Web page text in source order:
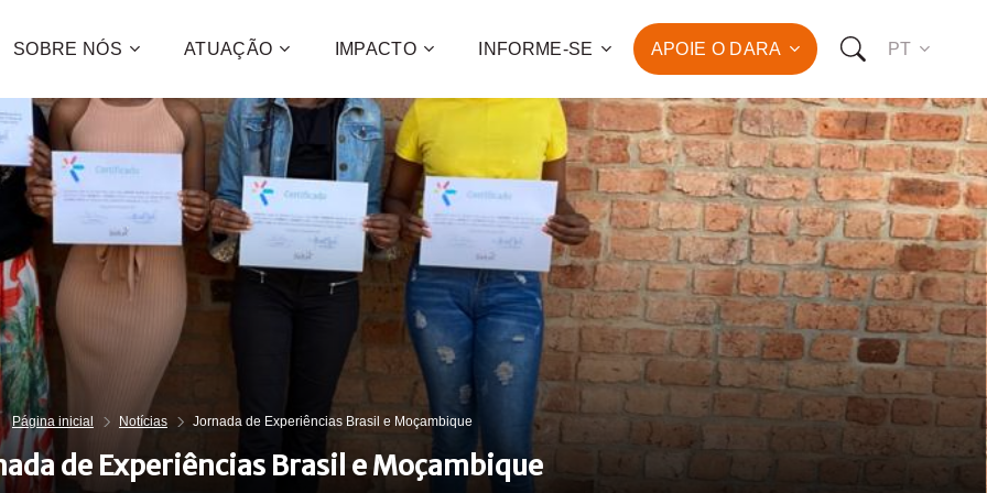
SOBRE NÓS ATUAÇÃO IMPACTO INFORME-SE APOIE O DARA
Contribua para o combate à pobreza
e a promoção da saúde e do
desenvolvimento humano de
centenas de famílias!
CONFIRA COMO VOCÊ PODE NOS APOIAR:
QUERO FAZER UMA DOAÇÃO
QUERO SER UM PATROCINADOR
QUERO SER UM VOLUNTÁRIO
PT
Página inicial Notícias Jornada de Experiências Brasil e Moçambique
de Experiências Brasil e Moçambique